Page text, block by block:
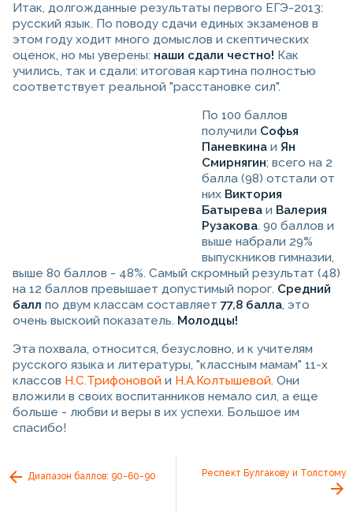
Итак, долгожданные результаты первого ЕГЭ-2013:
русский язык. По поводу сдачи единых экзаменов в
этом году ходит много домыслов и скептических
оценок, но мы уверены: наши сдали честно! Как
учились, так и сдали: итоговая картина полностью
соответствует реальной "расстановке сил".
По 100 баллов
получили Софья
Паневкина и Ян
Смирнягин; всего на 2
балла (98) отстали от
них Виктория
Батырева и Валерия
Рузакова. 90 баллов и
выше набрали 29%
выпускников гимназии,
выше 80 баллов - 48%. Самый скромный результат (48)
на 12 баллов превышает допустимый порог. Средний
балл по двум классам составляет 77,8 балла, это
очень выскоий показатель. Молодцы!
Эта похвала, относится, безусловно, и к учителям
русского языка и литературы, "классным мамам" 11-х
классов Н.С.Трифоновой и Н.А.Колтышевой. Они
вложили в своих воспитанников немало сил, а еще
больше - любви и веры в их успехи. Большое им
спасибо!
Диапазон баллов: 90-60-90 Респект Булгакову и Толстому